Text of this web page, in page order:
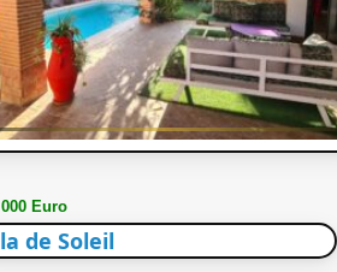
Euro
de Soleil